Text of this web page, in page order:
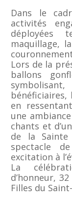
Dans le
activités
déployées
maquillage,
Lors de la
ballons
en
une
chants et
de la Sainte
spectacle
excitation à
La
d’honneur,
Filles du